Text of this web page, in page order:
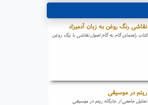
نقاشی رنگ روغن به زبان آدمیزاد
کتاب راهنمای گام به گام اصول نقاشی با رنگ روغن
ریتم در موسیقی
تحلیل جامعی از جایگاه ریتم در موسیقی